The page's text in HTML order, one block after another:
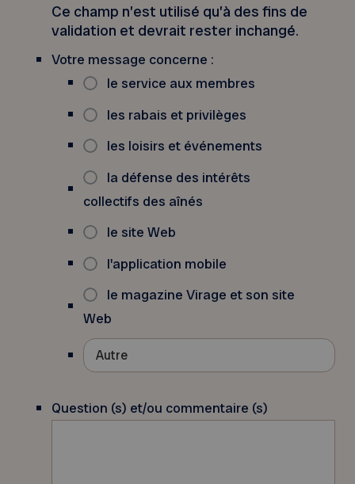
Ce champ n’est utilisé qu’à des fins de
validation et devrait rester inchangé.
Votre message concerne :
le service aux membres
les rabais et privilèges
les loisirs et événements
la défense des intérêts
collectifs des aînés
le site Web
l'application mobile
le magazine Virage et son site
Web
Question (s) et/ou commentaire (s)